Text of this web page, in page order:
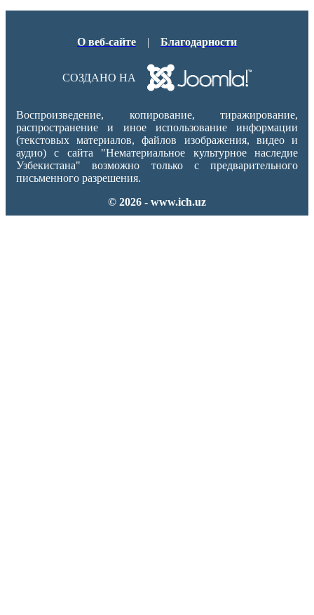
О веб-сайте | Благодарности
СОЗДАНО НА
Воспроизведение, копирование, тиражирование,
распространение и иное использование информации
(текстовых материалов, файлов изображения, видео и
аудио) с сайта "Нематериальное культурное наследие
Узбекистана" возможно только с предварительного
письменного разрешения.
© 2026 - www.ich.uz